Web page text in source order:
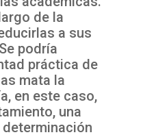
de la
a sus
podría
práctica de
mata la
en este caso,
una